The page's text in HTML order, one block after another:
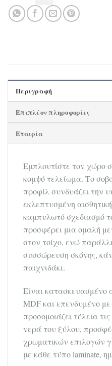
Περιγραφή
Επιπλέον πληροφορίες
Εταιρία
Εμπλουτίστε τον χώρο
κομψό τελείωμα. Το
προφίλ συνδυάζει την
εκλεπτυσμένη
καμπυλωτό σχεδιασμό
προσφέρει μια ομαλή
στον τοίχο, ενώ
συσσώρευση σκόνης,
παιχνιδάκι.
Είναι κατασκευασμένο
MDF και επενδυμένο
προσομοιάζει τέλεια
νερά του ξύλου,
χρωματικών επιλογών
με κάθε τύπο laminate,